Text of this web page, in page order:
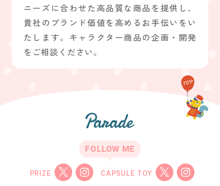
ニーズに合わせた高品質な商品を提供し、
貴社のブランド価値を高めるお手伝いをい
たします。キャラクター商品の企画・開発
をご相談ください。
FOLLOW ME
PRIZE CAPSULE TOY